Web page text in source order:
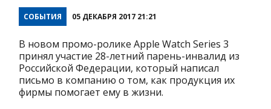
СОБЫТИЯ 05 ДЕКАБРЯ 2017 21:21
В новом промо-ролике Apple Watch Series 3
принял участие 28-летний парень-инвалид из
Российской Федерации, который написал
письмо в компанию о том, как продукция их
фирмы помогает ему в жизни.